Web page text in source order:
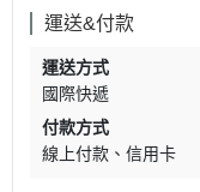
運送&付款
運送方式
國際快遞
付款方式
線上付款
信用卡